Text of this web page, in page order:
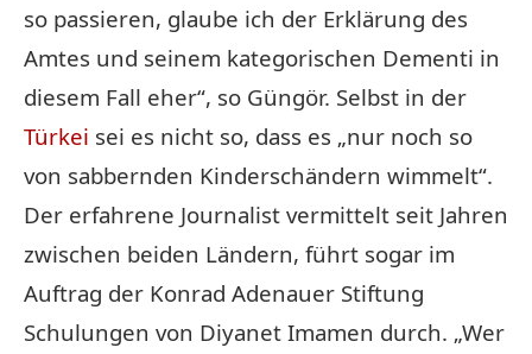
so passieren, glaube ich der Erklärung des
Amtes und seinem kategorischen Dementi in
diesem Fall eher“, so Güngör. Selbst in der
Türkei sei es nicht so, dass es „nur noch so
von sabbernden Kinderschändern wimmelt“.
Der erfahrene Journalist vermittelt seit Jahren
zwischen beiden Ländern, führt sogar im
Auftrag der Konrad Adenauer Stiftung
Schulungen von Diyanet Imamen durch. „Wer